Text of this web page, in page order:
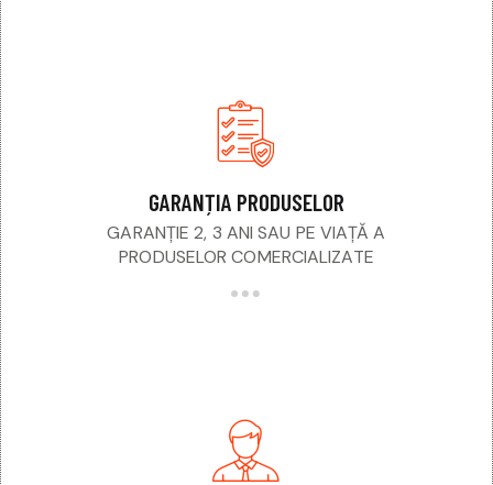
GARANȚIA PRODUSELOR
GARANȚIE 2, 3 ANI SAU PE VIAȚĂ A
PRODUSELOR COMERCIALIZATE